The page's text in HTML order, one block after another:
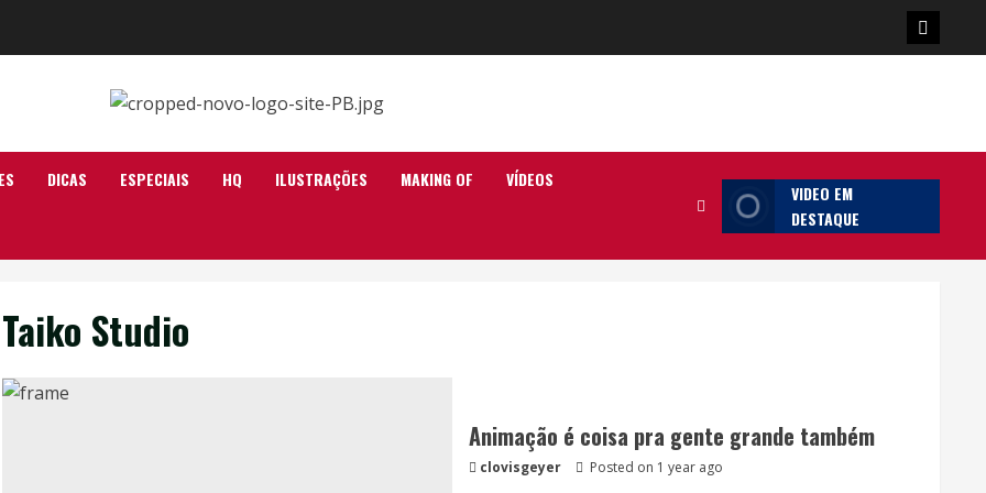
Poster
da
DICAS ESPECIAIS HQ ILUSTRAÇÕES MAKING OF VÍDEOS
VIDEO EM
DESTAQUE
Taiko Studio
Animação é coisa pra gente grande também
clovisgeyer Posted on 1 year ago